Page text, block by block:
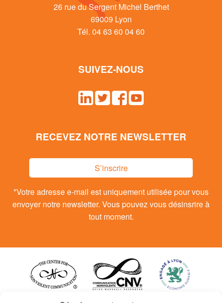
26 rue du Sergent Michel Berthet
69009 Lyon
Tél. 04 63 60 04 60
SUIVEZ-NOUS
RECEVEZ NOTRE NEWSLETTER
S’inscrire
*Votre adresse e-mail est uniquement utilisée pour vous
envoyer notre newsletter. Vous pouvez vous désinsrire à
tout moment.